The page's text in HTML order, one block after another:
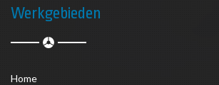
Werkgebieden
Home